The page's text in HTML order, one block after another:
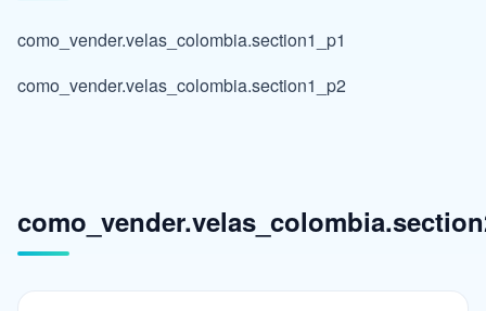
como_vender.velas_colombia.section1_p1
como_vender.velas_colombia.section1_p2